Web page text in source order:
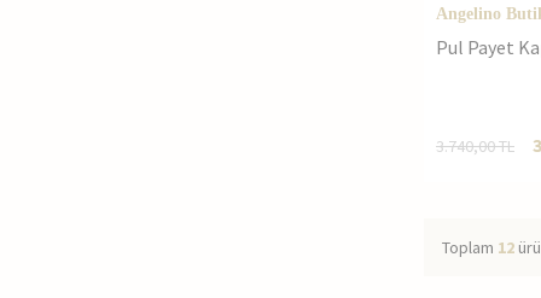
Angelino
Pul Payet
3.740,00TL
Toplam 12